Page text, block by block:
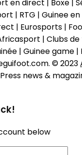
en direct | Boxe |
| RTG | Guinee
| Eurosports |
| Clubs
| Guinee game |
© 2023
news &
below